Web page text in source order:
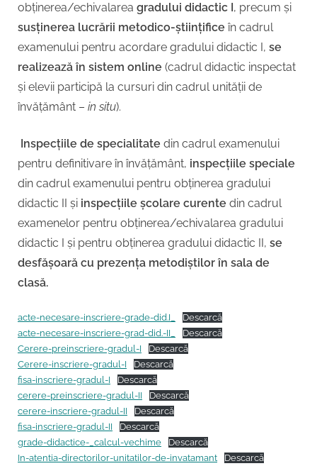
obținerea/echivalarea gradului didactic I , precum și
susținerea lucrării metodico-științifice în cadrul
examenului pentru acordare gradului didactic I, se
realizează în sistem online (cadrul didactic inspectat
și elevii participă la cursuri din cadrul unității de
învățământ – in situ).
Inspecțiile de specialitate din cadrul examenului
pentru definitivare în învățământ, inspecțiile speciale
din cadrul examenului pentru obținerea gradului
didactic II și inspecțiile școlare curente din cadrul
examenelor pentru obținerea/echivalarea gradului
didactic I și pentru obținerea gradului didactic II, se
desfășoară cu prezența metodiștilor în sala de
clasă.
acte-necesare-inscriere-grade-did.I_
Descarcă
acte-necesare-inscriere-grad-did.-II_
Descarcă
Cerere-preinscriere-gradul-I
Descarcă
Cerere-inscriere-gradul-I
Descarcă
fisa-inscriere-gradul-I
Descarcă
cerere-preinscriere-gradul-II
Descarcă
cerere-inscriere-gradul-II
Descarcă
fisa-inscriere-gradul-II
Descarcă
grade-didactice-_calcul-vechime
Descarcă
In-atentia-directorilor-unitatilor-de-invatamant
Descarcă